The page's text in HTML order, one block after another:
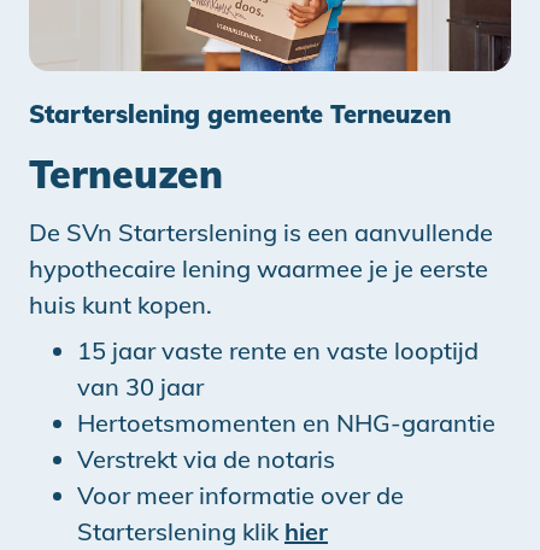
Starterslening gemeente Terneuzen
Terneuzen
De SVn Starterslening is een aanvullende
hypothecaire lening waarmee je je eerste
huis kunt kopen.
15 jaar vaste rente en vaste looptijd
van 30 jaar
Hertoetsmomenten en NHG-garantie
Verstrekt via de notaris
Voor meer informatie over de
Starterslening klik hier